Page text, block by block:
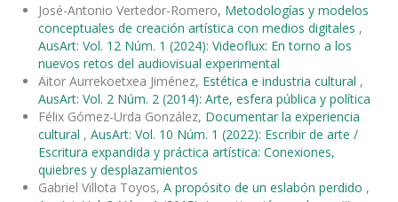
José-Antonio Vertedor-Romero, Metodologías y modelos
conceptuales de creación artística con medios digitales ,
AusArt: Vol. 12 Núm. 1 (2024): Videoflux: En torno a los
nuevos retos del audiovisual experimental
Aitor Aurrekoetxea Jiménez, Estética e industria cultural ,
AusArt: Vol. 2 Núm. 2 (2014): Arte, esfera pública y política
Félix Gómez-Urda González, Documentar la experiencia
cultural , AusArt: Vol. 10 Núm. 1 (2022): Escribir de arte /
Escritura expandida y práctica artística: Conexiones,
quiebres y desplazamientos
Gabriel Villota Toyos, A propósito de un eslabón perdido ,